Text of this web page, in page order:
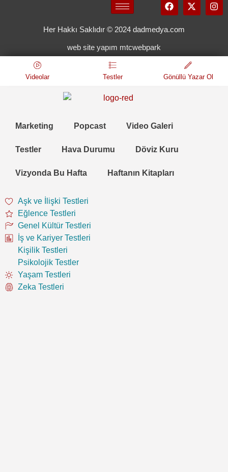
Her Hakkı Saklıdır © 2024 dadmedya.com
web site yapım mtcwebpark
Videolar Testler Gönüllü Yazar Ol
Marketing Popcast Video Galeri
Testler Hava Durumu Döviz Kuru
Vizyonda Bu Hafta Haftanın Kitapları
Aşk ve İlişki Testleri
Eğlence Testleri
Genel Kültür Testleri
İş ve Kariyer Testleri
Kişilik Testleri
Psikolojik Testler
Yaşam Testleri
Zeka Testleri